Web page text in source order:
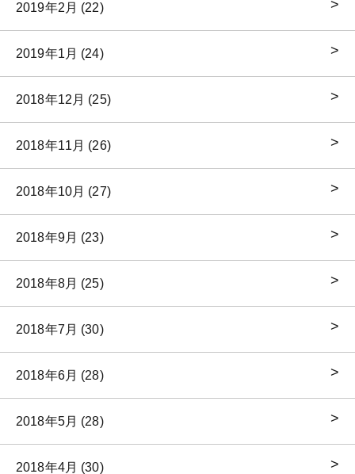
2019年2月 (22)
2019年1月 (24)
2018年12月 (25)
2018年11月 (26)
2018年10月 (27)
2018年9月 (23)
2018年8月 (25)
2018年7月 (30)
2018年6月 (28)
2018年5月 (28)
2018年4月 (30)